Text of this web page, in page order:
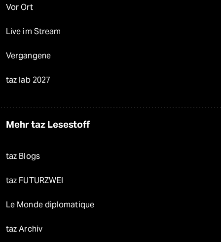
Vor Ort
Live im Stream
Vergangene
taz lab 2027
Mehr taz Lesestoff
taz Blogs
taz FUTURZWEI
Le Monde diplomatique
taz Archiv